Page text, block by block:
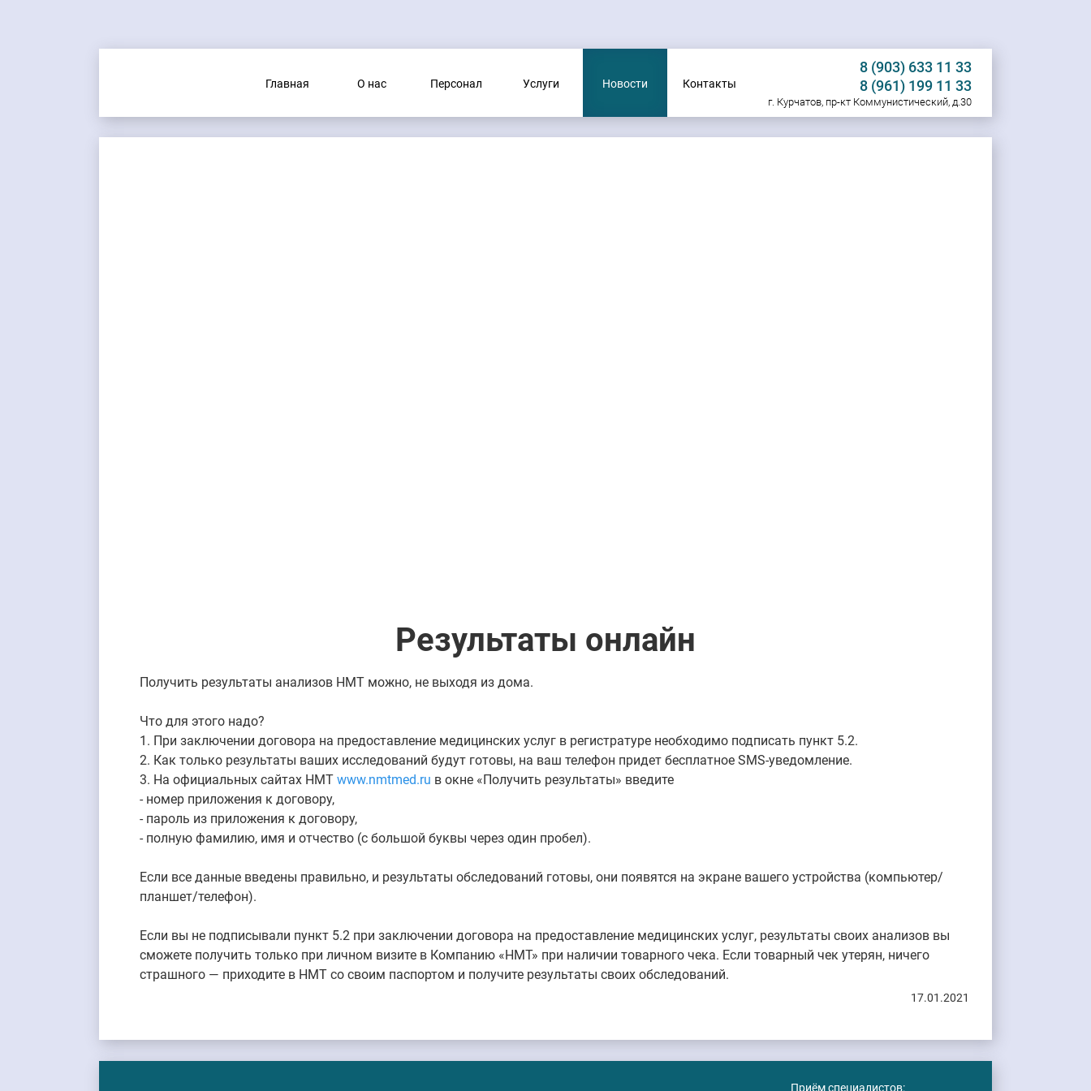
Главная О нас Персонал Услуги Новости Контакты
8 (903) 633 11 33
8 (961) 199 11 33
г. Курчатов, пр-кт Коммунистический, д.30
Результаты онлайн
Получить результаты анализов НМТ можно, не выходя из дома.
Что для этого надо?
1. При заключении договора на предоставление медицинских услуг в регистратуре необходимо подписать пункт 5.2.
2. Как только результаты ваших исследований будут готовы, на ваш телефон придет бесплатное SMS-уведомление.
3. На официальных сайтах НМТ www.nmtmed.ru в окне «Получить результаты» введите
- номер приложения к договору,
- пароль из приложения к договору,
- полную фамилию, имя и отчество (с большой буквы через один пробел).
Если все данные введены правильно, и результаты обследований готовы, они появятся на экране вашего устройства (компьютер/
планшет/телефон).
Если вы не подписывали пункт 5.2 при заключении договора на предоставление медицинских услуг, результаты своих анализов вы
сможете получить только при личном визите в Компанию «НМТ» при наличии товарного чека. Если товарный чек утерян, ничего
страшного — приходите в НМТ со своим паспортом и получите результаты своих обследований.
17.01.2021
Приём специалистов: